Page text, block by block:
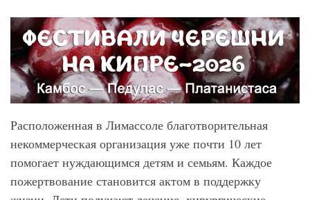
Расположенная в Лимассоле благотворительная
некоммерческая организация уже почти 10 лет
помогает нуждающимся детям и семьям. Каждое
пожертвование становится актом в поддержку